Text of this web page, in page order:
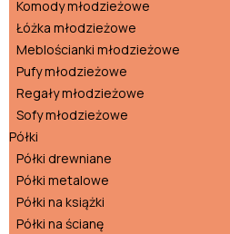
Komody młodzieżowe
Łóżka młodzieżowe
Meblościanki młodzieżowe
Pufy młodzieżowe
Regały młodzieżowe
Sofy młodzieżowe
Półki
Półki drewniane
Półki metalowe
Półki na książki
Półki na ścianę